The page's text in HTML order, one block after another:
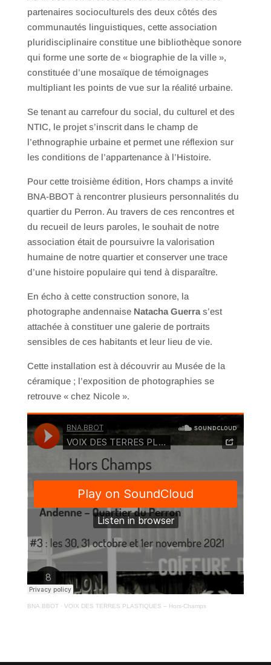
partenaires socioculturels des deux côtés des
communautés linguistiques, cette association
pluridisciplinaire constitue une bibliothèque sonore
qui forme une sorte de « biographie de la ville »,
constituée d’une mosaïque de témoignages
multipliant les points de vue sur la réalité urbaine.
Se tenant au carrefour du social, du culturel et des
NTIC, le projet s’inscrit dans le champ de
l’ethnographie urbaine et permet une réflexion sur
les conditions de l’appartenance à l’Histoire.
Pour cette troisième édition, Hors champs a invité
BNA-BBOT à rencontrer plusieurs personnalités du
quartier du Perron. Au travers de ces rencontres et
du recueil de leurs paroles, le souhait de notre
association était de poursuivre la valorisation
humaine de notre quartier et conserver une trace
d’une histoire populaire qui tend à disparaître.
En écho à cette construction sonore, la
photographe andennaise Natacha Guerras’est
attachée à constituer une galerie de portraits
sensibles de ces habitants et leur lieu de vie.
Cette installation est à découvrir au Musée de la
céramique ; l’exposition de photographies se
retrouve « chez Nicole ».
BNA.BBOT· VOIX DES TERRES PLASTIQUES – Hors-Champs